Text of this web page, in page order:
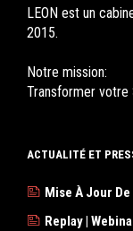
LEON est un
2015.
Notre mission:
Transformer votre
ACTUALITÉ ET
Mise À Jour
Replay |